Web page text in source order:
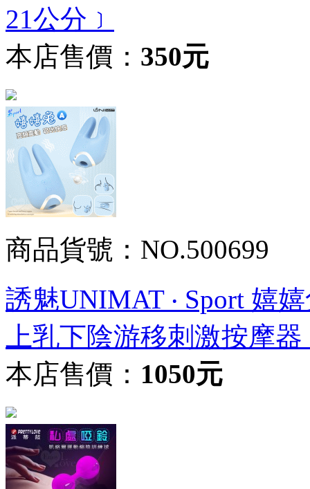
21公分﹞
本店售價： 350元
商品貨號：NO.500699
誘魅UNIMAT ‧ Sport 嬉
上乳下陰游移刺激按摩
本店售價： 1050元